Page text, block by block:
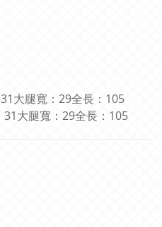
31大腿寬： 29全長： 105
31大腿寬： 29全長： 105